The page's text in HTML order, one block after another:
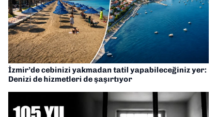
İzmir’de cebinizi yakmadan tatil yapabileceğiniz yer:
Denizi de hizmetleri de şaşırtıyor